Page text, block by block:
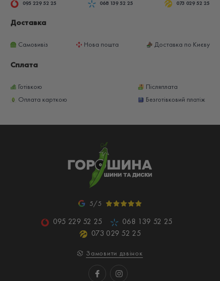
095 229 52 25 068 139 52 25 073 029 52 25
Доставка
Самовивіз Нова пошта Доставка по Києву
Сплата
Готівкою
Післяплата
Оплата карткою
Безготівковий платіж
5/5
095 229 52 25
068 139 52 25
073 029 52 25
Замовити дзвінок